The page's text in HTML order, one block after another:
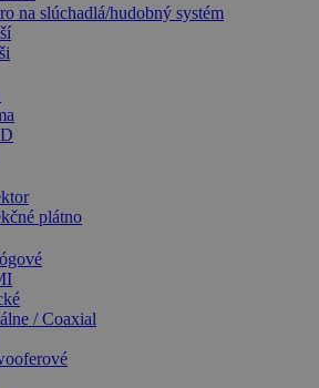
na slúchadlá/hudobný systém
plátno
/ Coaxial